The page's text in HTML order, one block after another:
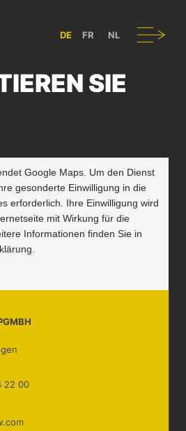
VON NUTZFAHRZEUGEN IN
DE FR NL
Navigation
SIE
22 00
Google Maps. Um den Dienst
gesonderte Einwilligung in die
erforderlich. Ihre Einwilligung wird
mit Wirkung für die
Informationen finden Sie in